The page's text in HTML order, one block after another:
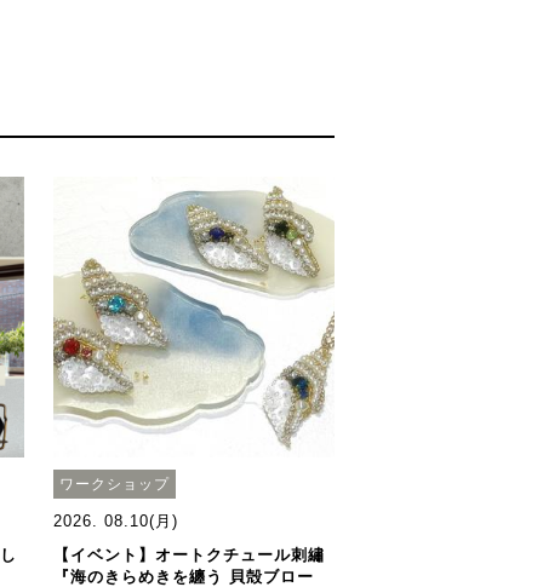
ワークショップ
2026. 08.10(月)
【イベント】オートクチュール刺繡
『海のきらめきを纏う 貝殻ブロー